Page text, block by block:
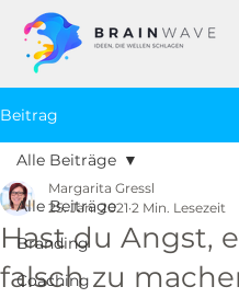
Beitrag
Alle Beiträge
Branding
Coaching
Alle Beiträge
Hast du Angst,
falsch zu
Margarita Gressl
25. Jan. 2021 2 Min. Lesezeit